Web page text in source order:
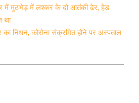
में मुठभेड़ में लश्कर के दो आतंकी ढेर, हेड
था
निधन, कोरोना संक्रमित होने पर अस्पताल